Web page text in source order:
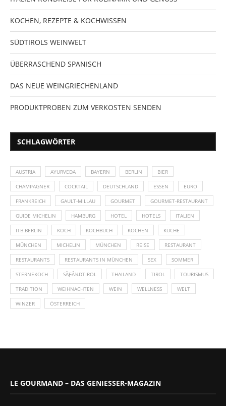
KOCHEN, REZEPTE & KOCHWISSEN
SÜDTIROLS WEINWELT
ÜBERRASCHEND SPANISCH
DAS NEUE WEINGRIECHENLAND
PRODUKTPROBEN ZUM VERKOSTEN SENDEN
SCHLAGWÖRTER
AUSTRIA AYURVEDA BAYERN BERLIN BIER
CHAMPAGNER COCKTAIL DEUTSCHLAND ESSEN EURO
FRANKREICH GAULT-MILLAU GOURMET GOURMET-RESTAURANT
GUIDE MICHELIN HAMBURG HOTEL HOTELS ITALIEN
ITB BERLIN KOCH KOCHBUCH KOCHEN KÜCHE
MÜNCHEN MICHELIN MÜNCHEN REISE RESTAURANT
RESTAURANTS RESTAURANTS IN MÜNCHEN SEX SOMMER
STERNEKOCH SÃƑÂ¼DTIROL THAILAND TIROL TOURISMUS
TRADITION WEIHNACHTEN WEIN WELLNESS WELT
WINZER ÖSTERREICH
LE GOURMAND – DAS GENIESSER-MAGAZIN